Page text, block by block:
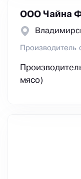
ООО Чайна
Производитель
мясо)